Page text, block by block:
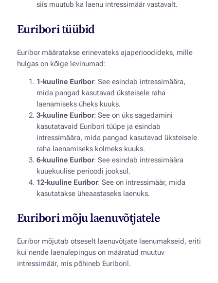
siis muutub ka laenu intressimäär vastavalt.
Euribori tüübid
Euribor määratakse erinevateks ajaperioodideks, mille
hulgas on kõige levinumad:
1-kuuline Euribor: See esindab intressimäära,
mida pangad kasutavad üksteisele raha
laenamiseks üheks kuuks.
3-kuuline Euribor: See on üks sagedamini
kasutatavaid Euribori tüüpe ja esindab
intressimäära, mida pangad kasutavad üksteisele
raha laenamiseks kolmeks kuuks.
6-kuuline Euribor: See esindab intressimäära
kuuekuulise perioodi jooksul.
12-kuuline Euribor: See on intressimäär, mida
kasutatakse üheaastaseks laenuks.
Euribori mõju laenuvõtjatele
Euribor mõjutab otseselt laenuvõtjate laenumakseid, eriti
kui nende laenulepingus on määratud muutuv
intressimäär, mis põhineb Euriboril.